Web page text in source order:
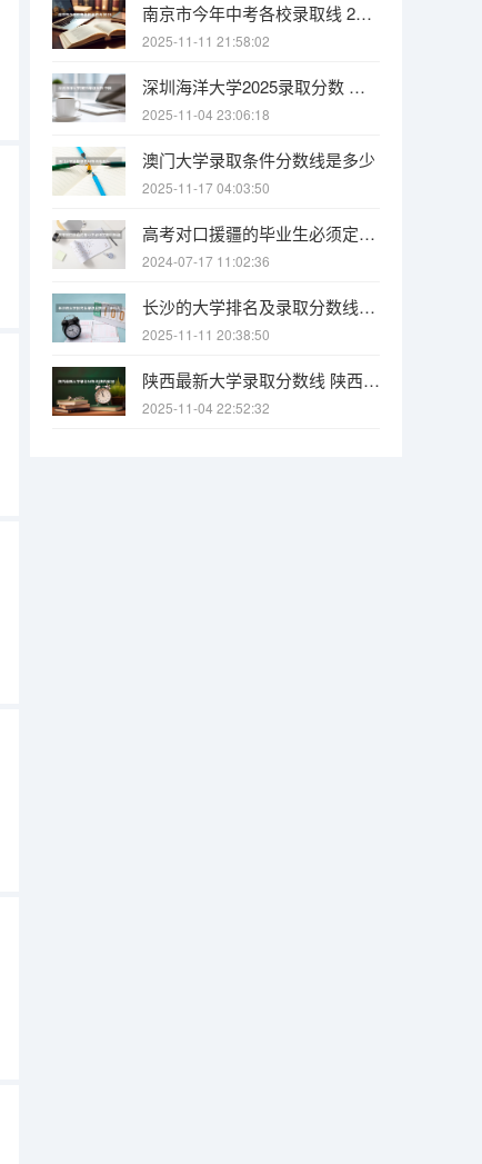
南京市今年中考各校录取线 2025南京中考分数线与录取线
2025-11-11 21:58:02
深圳海洋大学2025录取分数 中国海洋大学2025投档线
2025-11-04 23:06:18
澳门大学录取条件分数线是多少
2025-11-17 04:03:50
高考对口援疆的毕业生必须定向回新疆工作吗，能不能不会回，不回会怎样？
2024-07-17 11:02:36
长沙的大学排名及录取分数线（长沙大学招生分数线）
2025-11-11 20:38:50
陕西最新大学录取分数线 陕西省2025年各院校最低高考录取分数线
2025-11-04 22:52:32